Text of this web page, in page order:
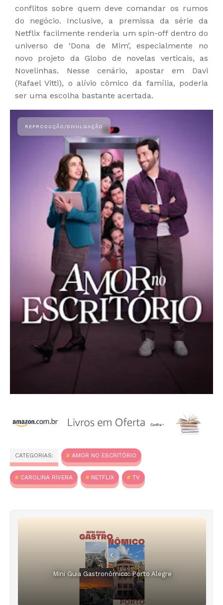
conflitos sobre quem deve comandar os rumos
do negócio. Inclusive, a premissa da série da
Netflix facilmente renderia um spin-off dentro do
universo de ‘Dona de Mim’, especialmente no
novo projeto da Globo de novelas verticais, as
Novelinhas. Nesse cenário, apostar em Davi
(Rafael Vitti), o alívio cômico da família, poderia
ser uma escolha bastante acertada.
CATEGORIAS: AMOR NO ESCRITÓRIO
CAROLINA RIVERA NETFLIX TV
Mini Guia Gastronômico: Porto Alegre